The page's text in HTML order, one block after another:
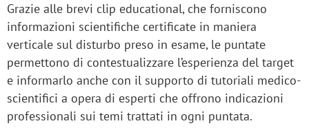
Grazie alle brevi clip educational, che forniscono
informazioni scientifiche certificate in maniera
verticale sul disturbo preso in esame, le puntate
permettono di contestualizzare l’esperienza del target
e informarlo anche con il supporto di tutoriali medico-
scientifici a opera di esperti che offrono indicazioni
professionali sui temi trattati in ogni puntata.